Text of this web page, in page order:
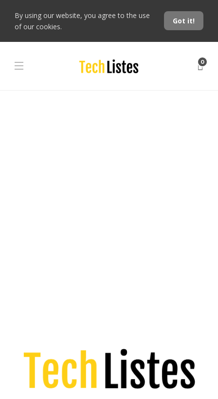
By using our website, you agree to the use
of our cookies.
Got it!
0